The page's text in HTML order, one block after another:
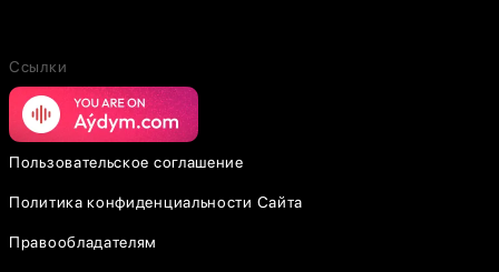
Ссылки
Пользовательское соглашение
Политика конфиденциальности Сайта
Правообладателям